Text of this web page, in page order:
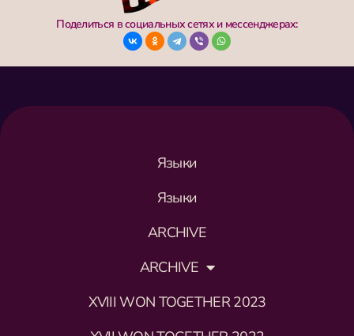
Поделиться в социальных сетях и мессенджерах:
Языки
Языки
ARCHIVE
ARCHIVE
XVIII WON TOGETHER 2023